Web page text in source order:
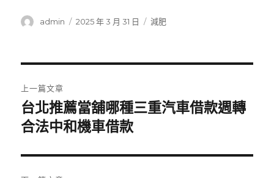
作
admin
發
2025 年 3 月 31 日
分
減肥
章
導
覽
上一篇文章
上
一
文
章:
台北推薦當舖哪種三重汽車借款週轉
合法中和機車借款